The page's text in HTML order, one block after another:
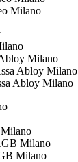
Milano
Milano
Abloy Milano
Abloy Milano
Milano
Milano